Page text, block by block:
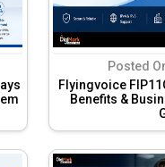
Posted
Flyingvoice
Benefits &